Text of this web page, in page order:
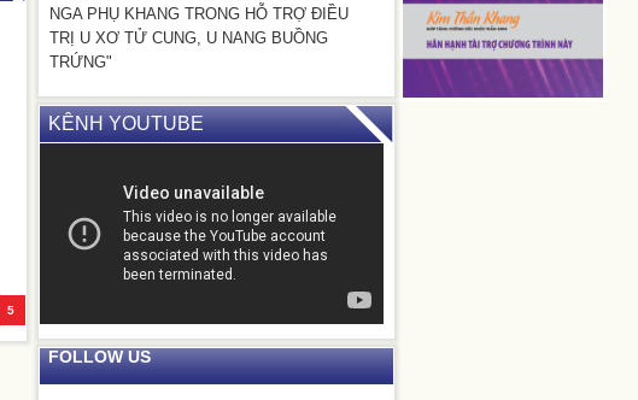
5
NGA PHỤ KHANG TRONG HỖ TRỢ ĐIỀU
TRỊ U XƠ TỬ CUNG, U NANG BUỒNG
TRỨNG"
KÊNH YOUTUBE
FOLLOW US